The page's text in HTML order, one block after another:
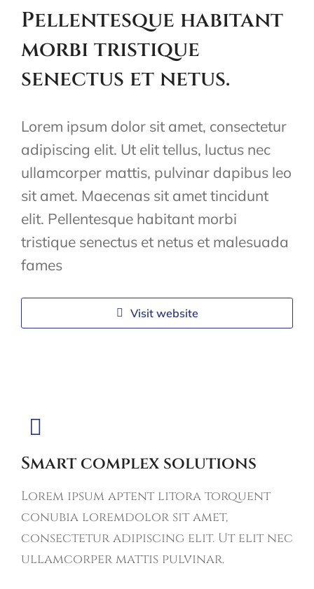
Pellentesque habitant
morbi tristique
senectus et netus.
Lorem ipsum dolor sit amet, consectetur
adipiscing elit. Ut elit tellus, luctus nec
ullamcorper mattis, pulvinar dapibus leo
sit amet. Maecenas sit amet tincidunt
elit. Pellentesque habitant morbi
tristique senectus et netus et malesuada
fames
Visit website
Smart complex solutions
Lorem ipsum aptent litora torquent
conubia loremdolor sit amet,
consectetur adipiscing elit. Ut elit nec
ullamcorper mattis pulvinar.